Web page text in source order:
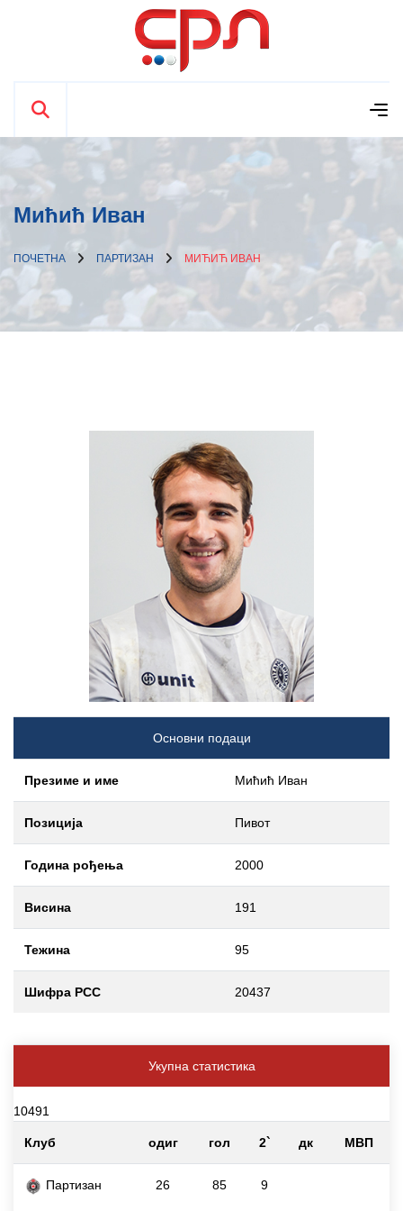
Мићић Иван
ПОЧЕТНА ПАРТИЗАН МИЋИЋ ИВАН
Основни подаци
Презиме и име Мићић Иван
Позиција Пивот
Година рођења 2000
Висина 191
Тежина 95
Шифра РСС 20437
Укупна статистика
10491
Клуб одиг гол 2` дк МВП
Партизан 26 85 9